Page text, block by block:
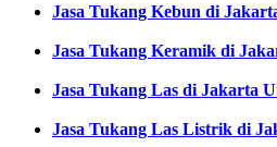
Jasa Tukang Kebun di
Jasa Tukang Keramik di
Jasa Tukang Las di Jakarta
Jasa Tukang Las Listrik di